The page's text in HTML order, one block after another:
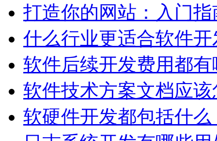
打造你的网站：入门
什么行业更适合软件开
软件后续开发费用都
软件技术方案文档应
软硬件开发都包括什么